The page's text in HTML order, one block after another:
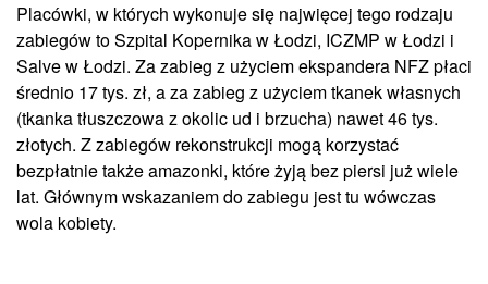
Placówki, w których wykonuje się najwięcej tego rodzaju
zabiegów to Szpital Kopernika w Łodzi, ICZMP w Łodzi i
Salve w Łodzi. Za zabieg z użyciem ekspandera NFZ płaci
średnio 17 tys. zł, a za zabieg z użyciem tkanek własnych
(tkanka tłuszczowa z okolic ud i brzucha) nawet 46 tys.
złotych. Z zabiegów rekonstrukcji mogą korzystać
bezpłatnie także amazonki, które żyją bez piersi już wiele
lat. Głównym wskazaniem do zabiegu jest tu wówczas
wola kobiety.